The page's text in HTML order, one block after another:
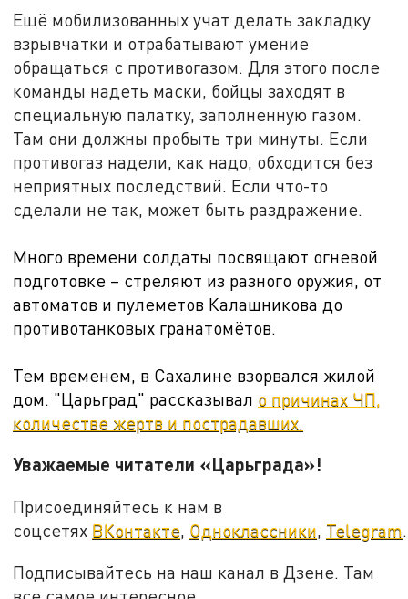
Ещё мобилизованных учат делать закладку
взрывчатки и отрабатывают умение
обращаться с противогазом. Для этого после
команды надеть маски, бойцы заходят в
специальную палатку, заполненную газом.
Там они должны пробыть три минуты. Если
противогаз надели, как надо, обходится без
неприятных последствий. Если что-то
сделали не так, может быть раздражение.
Много времени солдаты посвящают огневой
подготовке – стреляют из разного оружия, от
автоматов и пулеметов Калашникова до
противотанковых гранатомётов.
Тем временем, в Сахалине взорвался жилой
дом. "Царьград" рассказывал о причинах ЧП,
количестве жертв и пострадавших.
Уважаемые читатели «Царьграда»!
Присоединяйтесь к нам в
соцсетях ВКонтакте, Одноклассники, Telegram.
Подписывайтесь на наш канал в Дзене. Там